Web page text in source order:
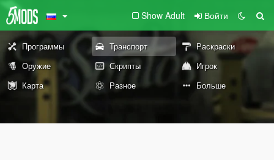
Show Adult Войти
Программы Транспорт
Раскраски
Оружие
Скрипты
Игрок
Карта
Разное Больше